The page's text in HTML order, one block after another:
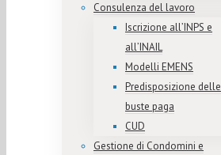
Consulenza del lavoro
Iscrizione all’INPS e
all’INAIL
Modelli EMENS
Predisposizione delle
buste paga
CUD
Gestione di Condomini e